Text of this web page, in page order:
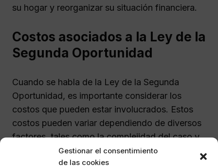
Gestionar el consentimiento
de las cookies
su hogar y reorganizar su situación financiera.
Costos asociados a la Ley de la
Segunda Oportunidad
Cuando se habla de la Ley de la Segunda
Oportunidad, es importante considerar los
costos que pueden estar involucrados. Estos
costos pueden variar dependiendo de diversos
factores, tales como la complejidad del caso y
la honorarios del abogado. Los principales
gastos a tener en cuenta son: